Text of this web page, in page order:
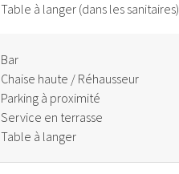
Table à langer (dans les sanitaires)
Bar
Chaise haute / Réhausseur
Parking à proximité
Service en terrasse
Table à langer